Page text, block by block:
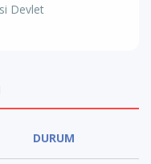
Devlet
DURUM